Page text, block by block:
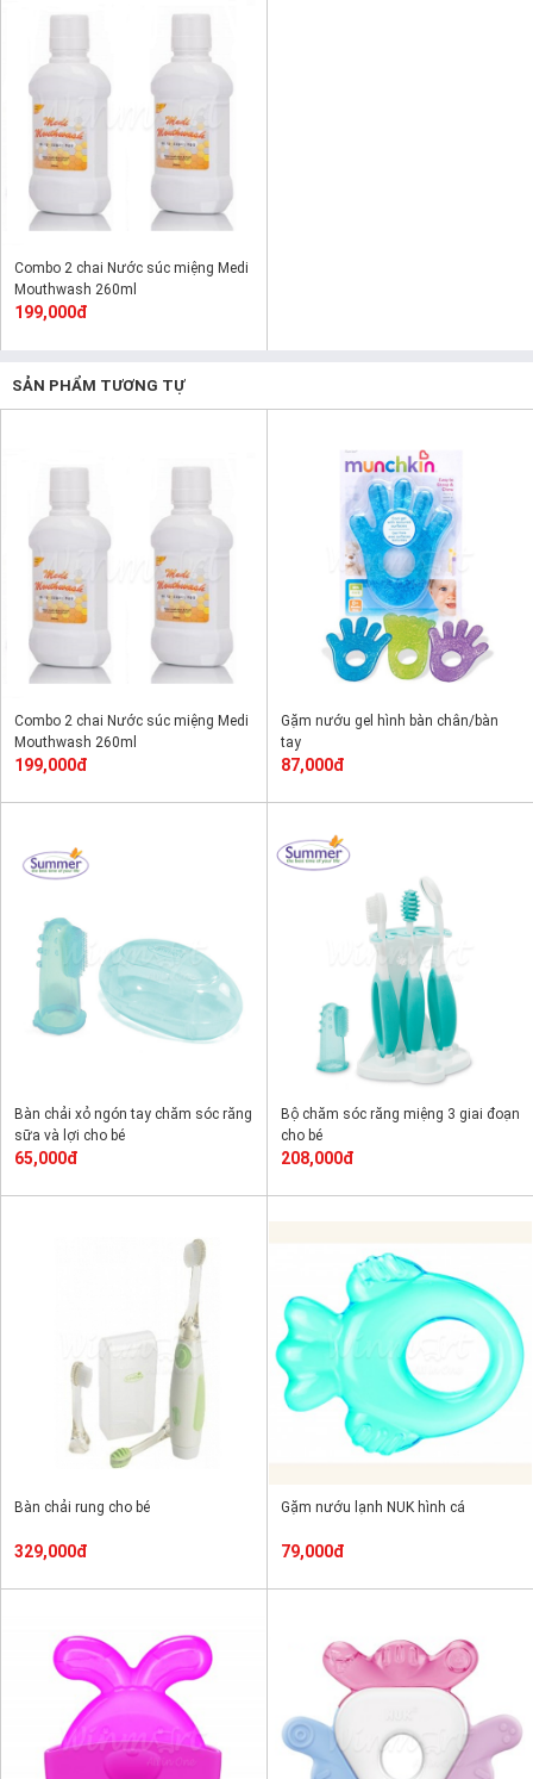
Combo 2 chai Nước súc miệng Medi
Mouthwash 260ml
199,000đ
SẢN PHẨM TƯƠNG TỰ
Combo 2 chai Nước súc miệng Medi
Mouthwash 260ml
199,000đ
Gặm nướu gel hình bàn chân/bàn
tay
87,000đ
Bàn chải xỏ ngón tay chăm sóc răng
sữa và lợi cho bé
65,000đ
Bộ chăm sóc răng miệng 3 giai đoạn
cho bé
208,000đ
Bàn chải rung cho bé
329,000đ
Gặm nướu lạnh NUK hình cá
79,000đ